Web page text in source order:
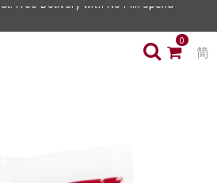
0
简